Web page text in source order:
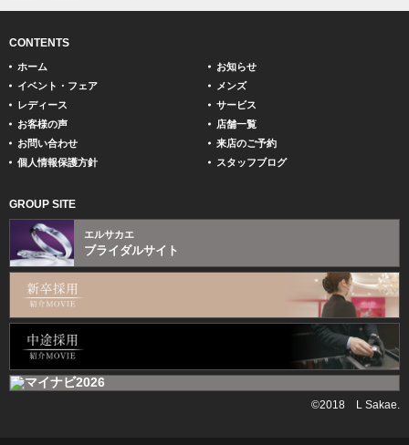
CONTENTS
ホーム
お知らせ
イベント・フェア
メンズ
レディース
サービス
お客様の声
店舗一覧
お問い合わせ
来店のご予約
個人情報保護方針
スタッフブログ
GROUP SITE
エルサカエ
ブライダルサイト
©2018 L Sakae.